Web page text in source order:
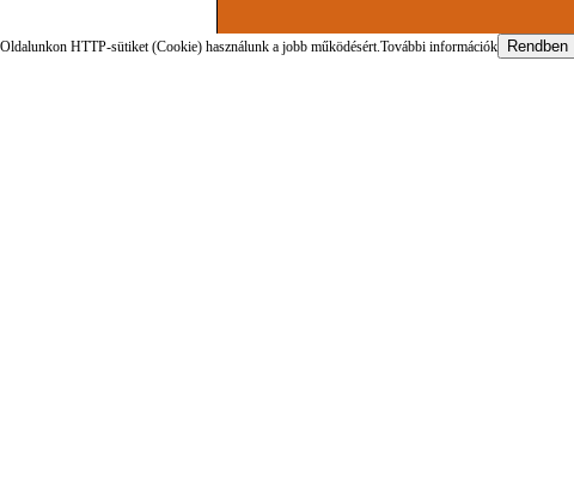
Oldalunkon HTTP-sütiket (Cookie) használunk a jobb működésért.További információk